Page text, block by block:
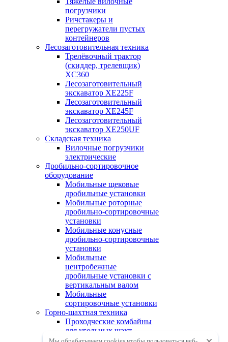
погрузчики
Ричстакеры и
перегружатели пустых
контейнеров
Лесозаготовительная техника
Трелёвочный трактор
(скиддер, трелевщик)
XC360
Лесозаготовительный
экскаватор XE225F
Лесозаготовительный
экскаватор XE245F
Лесозаготовительный
экскаватор XE250UF
Складская техника
Вилочные погрузчики
электрические
Дробильно-сортировочное
оборудование
Мобильные щековые
дробильные установки
Мобильные роторные
дробильно-сортировочные
установки
Мобильные конусные
дробильно-сортировочные
установки
Мобильные
центробежные
дробильные установки с
вертикальным валом
Мобильные
сортировочные установки
Горно-шахтная техника
Проходческие комбайны
для угольных шахт
Тоннелепроходческие